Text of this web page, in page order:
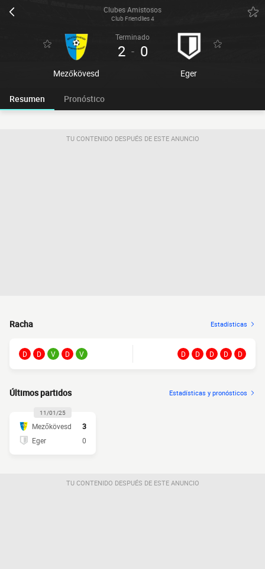
Clubes Amistosos
Club Friendlies 4
Mezőkövesd
Terminado
2 - 0
Eger
Resumen Pronóstico
TU CONTENIDO DESPUÉS DE ESTE ANUNCIO
Racha Estadísticas
D D V D V D D D D D
Últimos partidos Estadísticas y pronósticos
11/01/25
Mezőkövesd
3
Eger
0
TU CONTENIDO DESPUÉS DE ESTE ANUNCIO